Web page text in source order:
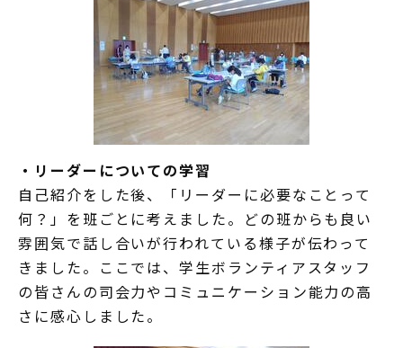
・リーダーについての学習
自己紹介をした後、「リーダーに必要なことって
何？」を班ごとに考えました。どの班からも良い
雰囲気で話し合いが行われている様子が伝わって
きました。ここでは、学生ボランティアスタッフ
の皆さんの司会力やコミュニケーション能力の高
さに感心しました。